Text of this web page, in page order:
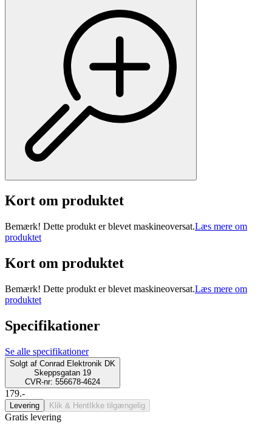
Kort om produktet
Bemærk! Dette produkt er blevet maskineoversat.Læs mere om
produktet
Kort om produktet
Bemærk! Dette produkt er blevet maskineoversat.Læs mere om
produktet
Specifikationer
Se alle specifikationer
Solgt af Conrad Elektronik DK
Skeppsgatan 19
CVR-nr: 556678-4624
179.-
Levering Klik & Hent Ikke tilgængelig
Gratis levering